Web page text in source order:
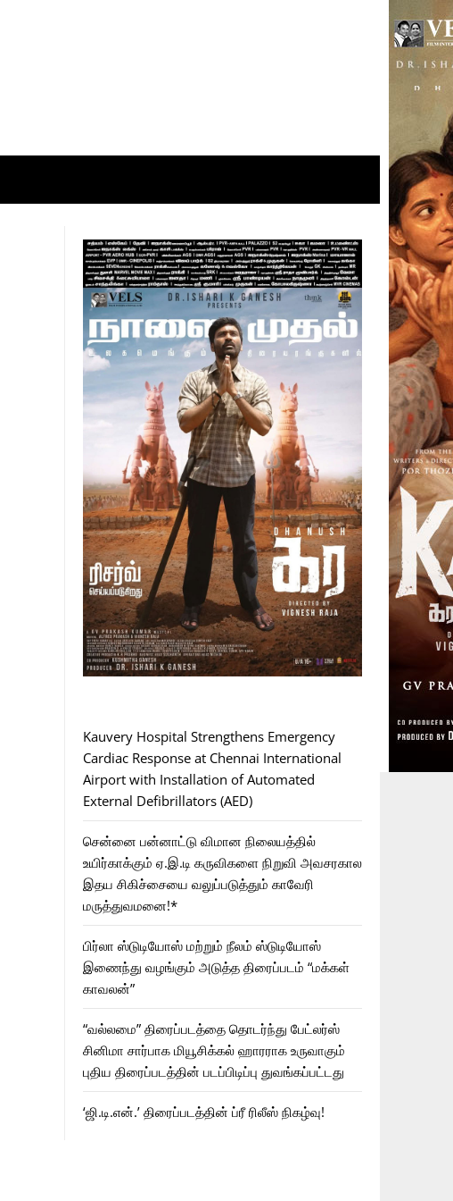
Kauvery Hospital Strengthens Emergency
Cardiac Response at Chennai International
Airport with Installation of Automated
External Defibrillators (AED)
சென்னை பன்னாட்டு விமான நிலையத்தில்
உயிர்காக்கும் ஏ.இ.டி கருவிகளை நிறுவி அவசரகால
இதய சிகிச்சையை வலுப்படுத்தும் காவேரி
மருத்துவமனை!*
பிர்லா ஸ்டுடியோஸ் மற்றும் நீலம் ஸ்டுடியோஸ்
இணைந்து வழங்கும் அடுத்த திரைப்படம் “மக்கள்
காவலன்”
“வல்லமை” திரைப்படத்தை தொடர்ந்து பேட்லர்ஸ்
சினிமா சார்பாக மியூசிக்கல் ஹாரராக உருவாகும்
புதிய திரைப்படத்தின் படப்பிடிப்பு துவங்கப்பட்டது
‘ஜி.டி.என்.’ திரைப்படத்தின் ப்ரீ ரிலீஸ் நிகழ்வு!